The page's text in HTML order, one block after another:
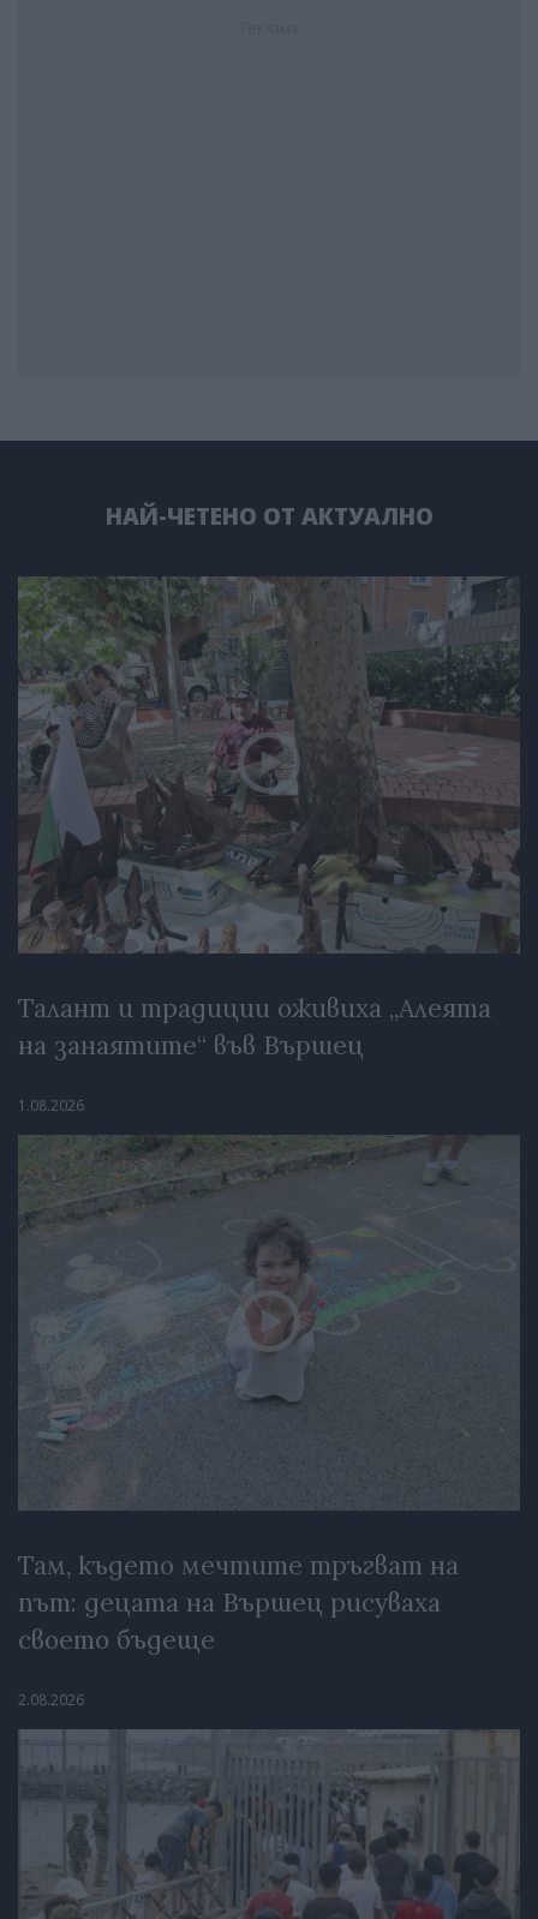
НАЙ-ЧЕТЕНО ОТ АКТУАЛНО
Талант и традиции оживиха „Алеята
на занаятите“ във Вършец
1.08.2026
Там, където мечтите тръгват на
път: децата на Вършец рисуваха
своето бъдеще
2.08.2026